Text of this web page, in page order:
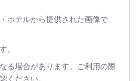
ホテルから提供された画像で
。
る場合があります。ご利用の際
ください。